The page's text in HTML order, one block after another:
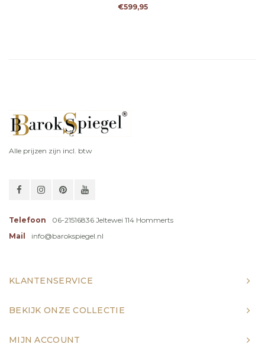
€599,95
Alle prijzen zijn incl. btw
Telefoon
06-21516836 Jeltewei 114 Hommerts
Mail
info@barokspiegel.nl
KLANTENSERVICE
BEKIJK ONZE COLLECTIE
MIJN ACCOUNT